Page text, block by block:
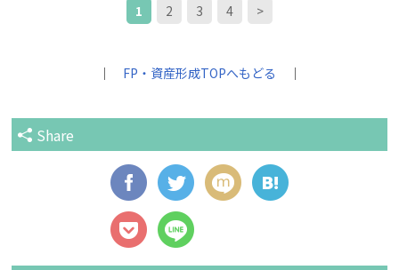
1 2 3 4 >
｜ FP・資産形成TOPへもどる ｜
Share